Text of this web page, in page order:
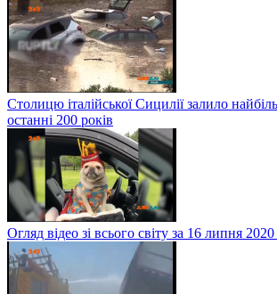
Столицю італійської Сицилії залило
останні 200 років
Огляд відео зі всього світу за 16 липня